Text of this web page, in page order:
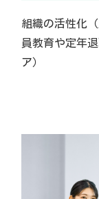
組織の活性化
員教育や定年
ア）